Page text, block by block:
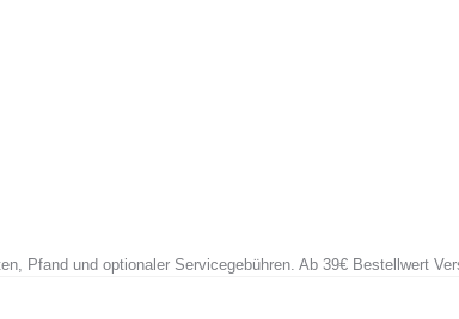
Pfand und optionaler Servicegebühren. Ab 39€ Bestellwert